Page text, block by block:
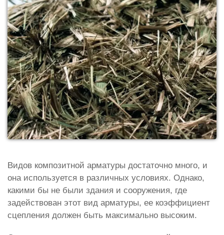
Видов композитной арматуры достаточно много, и
она используется в различных условиях. Однако,
какими бы не были здания и сооружения, где
задействован этот вид арматуры, ее коэффициент
сцепления должен быть максимально высоким.